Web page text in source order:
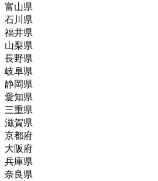
富山県
石川県
福井県
山梨県
長野県
岐阜県
静岡県
愛知県
三重県
滋賀県
京都府
大阪府
兵庫県
奈良県